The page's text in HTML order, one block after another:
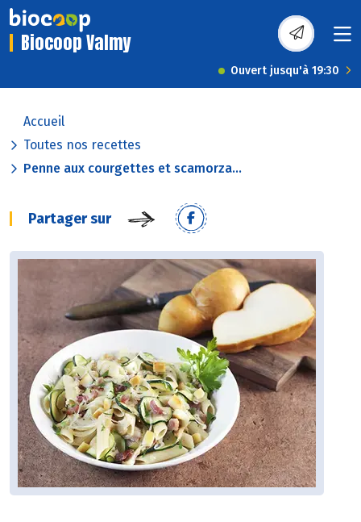
Biocoop Valmy
Ouvert jusqu'à 19:30
Accueil
Toutes nos recettes
Penne aux courgettes et scamorza...
Partager sur